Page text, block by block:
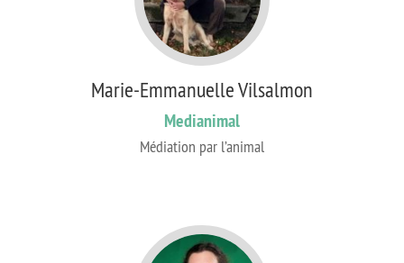
Marie-Emmanuelle Vilsalmon
Medianimal
Médiation par l’animal